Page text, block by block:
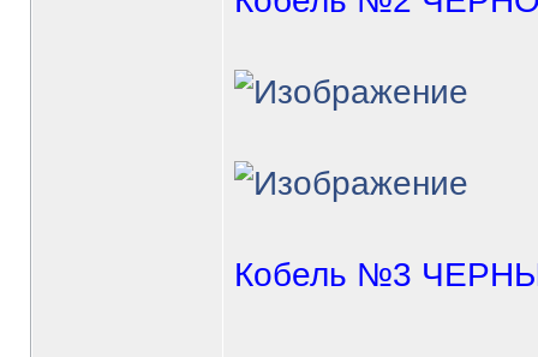
Кобель №3